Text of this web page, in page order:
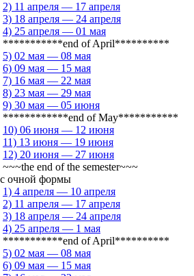
2) 11 апреля — 17 апреля
3) 18 апреля — 24 апреля
4) 25 апреля — 01 мая
***********end of April**********
5) 02 мая — 08 мая
6) 09 мая — 15 мая
7) 16 мая — 22 мая
8) 23 мая — 29 мая
9) 30 мая — 05 июня
************end of May***********
10) 06 июня — 12 июня
11) 13 июня — 19 июня
12) 20 июня — 27 июня
~~~the end of the semester~~~
очной формы
1) 4 апреля — 10 апреля
2) 11 апреля — 17 апреля
3) 18 апреля — 24 апреля
4) 25 апреля — 1 мая
***********end of April**********
5) 02 мая — 08 мая
6) 09 мая — 15 мая